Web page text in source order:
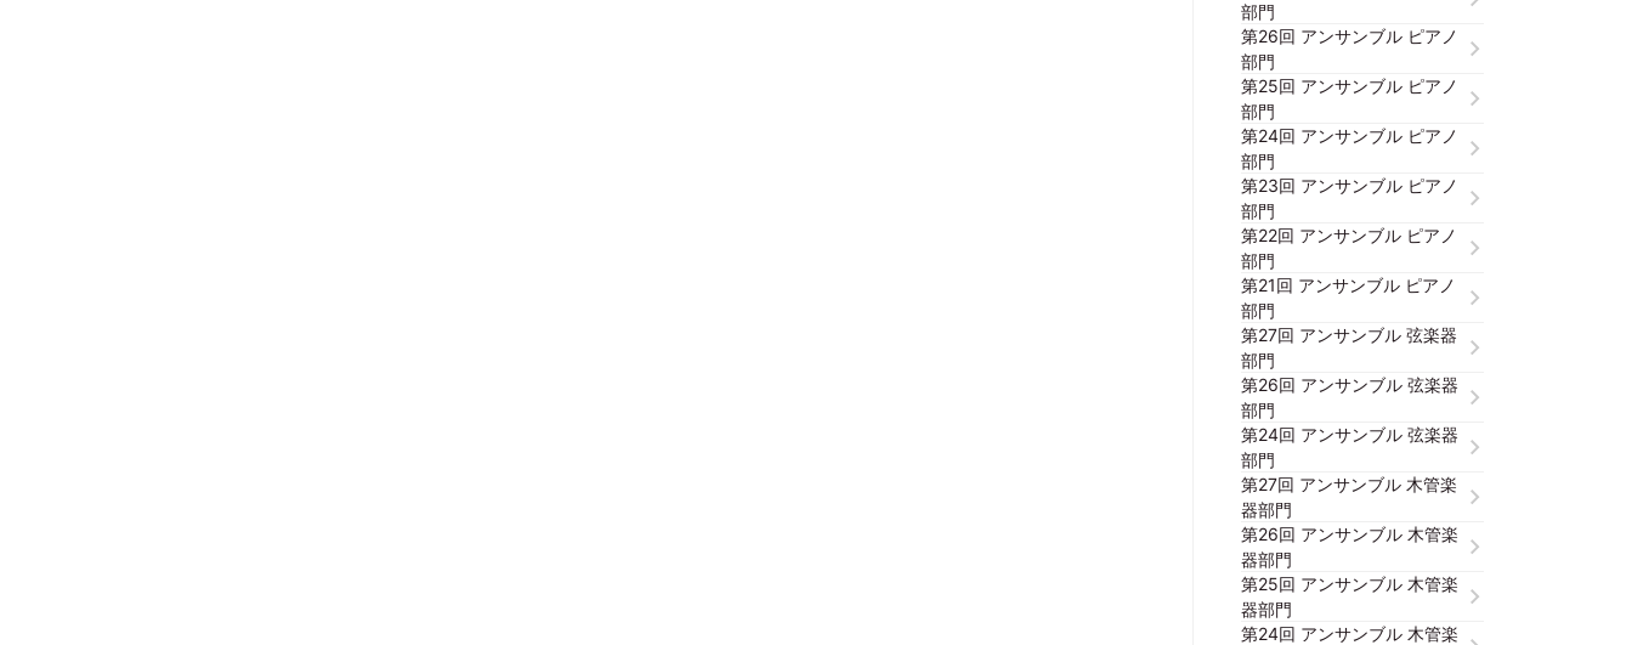
部門
第26回 アンサンブル ピアノ
部門
第25回 アンサンブル ピアノ
部門
第24回 アンサンブル ピアノ
部門
第23回 アンサンブル ピアノ
部門
第22回 アンサンブル ピアノ
部門
第21回 アンサンブル ピアノ
部門
第27回 アンサンブル 弦楽器
部門
第26回 アンサンブル 弦楽器
部門
第24回 アンサンブル 弦楽器
部門
第27回 アンサンブル 木管楽
器部門
第26回 アンサンブル 木管楽
器部門
第25回 アンサンブル 木管楽
器部門
第24回 アンサンブル 木管楽